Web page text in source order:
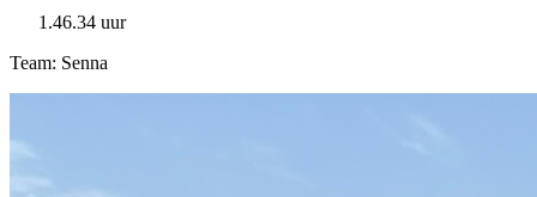
1.46.34 uur
Team: Senna